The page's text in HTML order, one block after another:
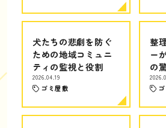
犬たちの悲劇を防ぐ
ための地域コミュニ
ティの監視と役割
2026.04.19
ゴミ屋敷
整
ー
の